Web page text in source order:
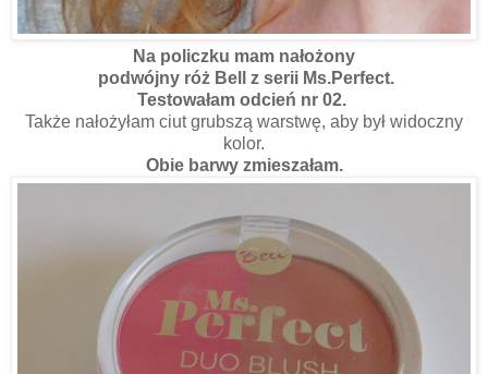
Na policzku mam nałożony
podwójny róż Bell z serii Ms.Perfect.
Testowałam odcień nr 02.
Także nałożyłam ciut grubszą warstwę, aby był widoczny
kolor.
Obie barwy zmieszałam.